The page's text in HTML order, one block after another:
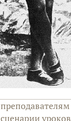
преподавателям
сценарии уроков